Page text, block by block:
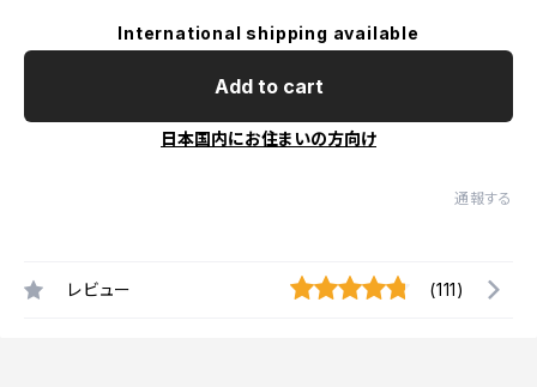
International shipping available
Add to cart
日本国内にお住まいの方向け
通報する
レビュー (111)